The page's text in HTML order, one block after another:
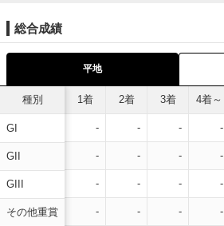
総合成績
平地
種別
GI
GII
GIII
その他重賞
1着 2着 3着 4着～
- - - -
- - - -
- - - -
- - - -